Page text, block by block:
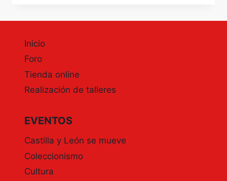
VALLÉS,
JESÚS
VILA
ARAN,
HENAR
Inicio
Foro
Tienda online
Realización de talleres
EVENTOS
Castilla y León se mueve
Coleccionismo
Cultura